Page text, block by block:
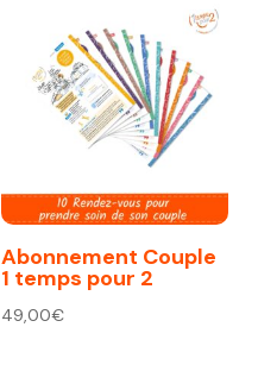
Abonnement Couple
1 temps pour 2
49,00€